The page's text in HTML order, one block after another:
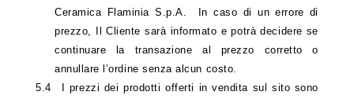
Ceramica Flaminia S.p.A. In caso di un errore di
prezzo, Il Cliente sarà informato e potrà decidere se
continuare la transazione al prezzo corretto o
annullare l’ordine senza alcun costo.
5.4
I prezzi dei prodotti offerti in vendita sul sito sono